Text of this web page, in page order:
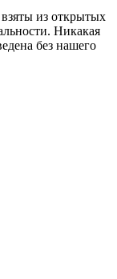
из открытых
Никакая
без нашего